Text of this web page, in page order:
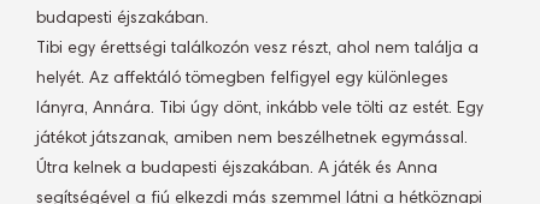
budapesti éjszakában.
Tibi egy érettségi találkozón vesz részt, ahol nem találja a
helyét. Az affektáló tömegben felfigyel egy különleges
lányra, Annára. Tibi úgy dönt, inkább vele tölti az estét. Egy
játékot játszanak, amiben nem beszélhetnek egymással.
Útra kelnek a budapesti éjszakában. A játék és Anna
segítségével a fiú elkezdi más szemmel látni a hétköznapi